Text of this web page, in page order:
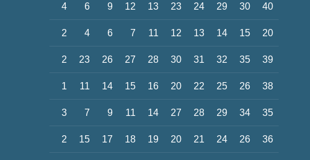
4 6 9 12 13 23 24 29 30 40
2 4 6 7 11 12 13 14 15 20
2 23 26 27 28 30 31 32 35 39
1 11 14 15 16 20 22 25 26 38
3 7 9 11 14 27 28 29 34 35
2 15 17 18 19 20 21 24 26 36